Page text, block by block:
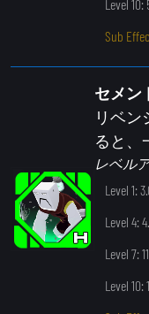
Level 10:
Sub
セメン
リベン
ると、
レベル
Level 1:
Level 4:
Level 7:
Level 10: